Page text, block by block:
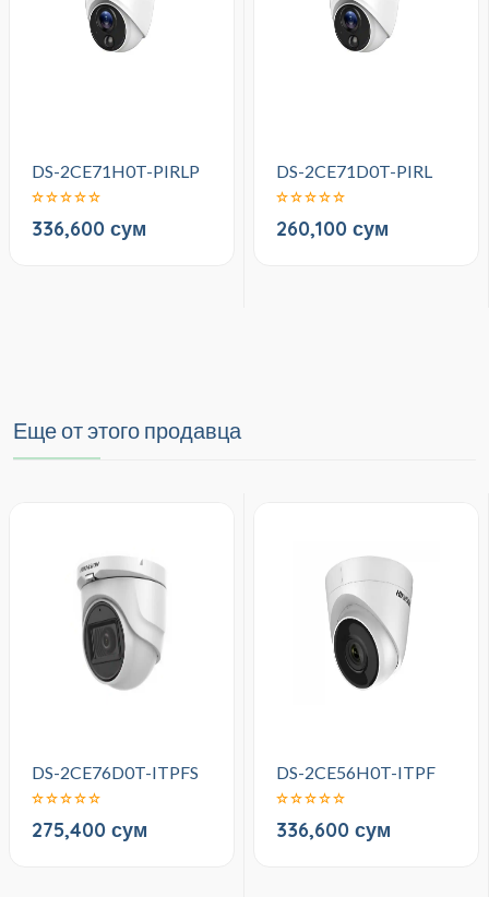
DS-2CE71H0T-PIRLP
336,600 сум
DS-2CE71D0T-PIRL
260,100 сум
Еще от этого продавца
DS-2CE76D0T-ITPFS
275,400 сум
DS-2CE56H0T-ITPF
336,600 сум